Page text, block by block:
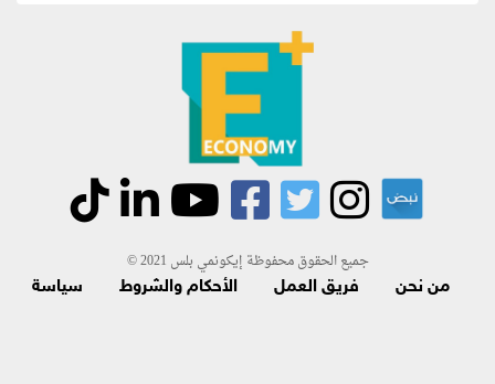
جميع الحقوق محفوظة إيكونمي بلس 2021 ©
من نحن فريق العمل الأحكام والشروط
سياسة